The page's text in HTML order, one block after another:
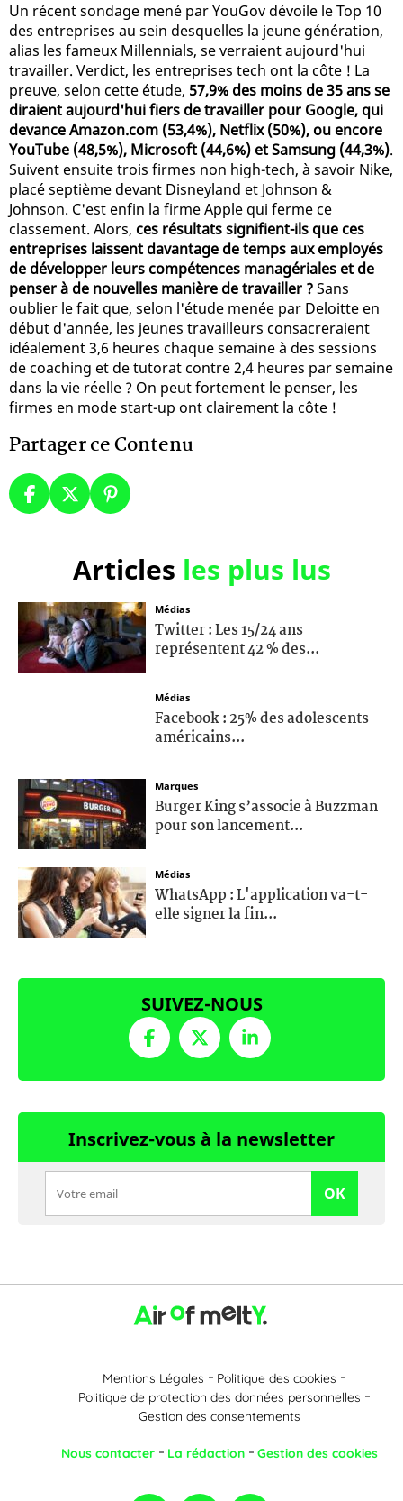
Un récent sondage mené par YouGov dévoile le Top 10
des entreprises au sein desquelles la jeune génération,
alias les fameux Millennials, se verraient aujourd'hui
travailler. Verdict, les entreprises tech ont la côte ! La
preuve, selon cette étude, 57,9% des moins de 35 ans se
diraient aujourd'hui fiers de travailler pour Google, qui
devance Amazon.com (53,4%), Netflix (50%), ou encore
YouTube (48,5%), Microsoft (44,6%) et Samsung (44,3%).
Suivent ensuite trois firmes non high-tech, à savoir Nike,
placé septième devant Disneyland et Johnson &
Johnson. C'est enfin la firme Apple qui ferme ce
classement. Alors, ces résultats signifient-ils que ces
entreprises laissent davantage de temps aux employés
de développer leurs compétences managériales et de
penser à de nouvelles manière de travailler ?Sans
oublier le fait que, selon l'étude menée par Deloitte en
début d'année, les jeunes travailleurs consacreraient
idéalement 3,6 heures chaque semaine à des sessions
de coaching et de tutorat contre 2,4 heures par semaine
dans la vie réelle ? On peut fortement le penser, les
firmes en mode start-up ont clairement la côte !
Partager ce Contenu
Articles les plus lus
Médias
Twitter : Les 15/24 ans
représentent 42 % des...
Médias
Facebook : 25% des adolescents
américains...
Marques
Burger King s’associe à Buzzman
pour son lancement...
Médias
WhatsApp : L'application va-t-
elle signer la fin...
SUIVEZ-NOUS
Inscrivez-vous à la newsletter
OK
Mentions Légales
Politique des cookies
Politique de protection des données personnelles
Gestion des consentements
Nous contacter La rédaction Gestion des cookies